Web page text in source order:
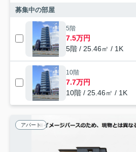
募集中の部屋
5階
7.5万円
5階 / 25.46㎡ / 1K
10階
7.7万円
10階 / 25.46㎡ / 1K
アパート